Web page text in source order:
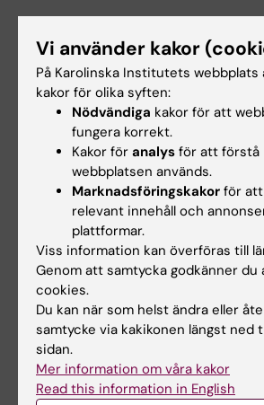
för det du lärt dig?
Jag har användning av
kursen varje dag i mitt arbete,
ansvarig för att vi inom mitt
verksamhetsområde ger god
Kursen har gett mycket
kring begreppet
är så mycket mer än bara
händelseanalyser och att
upprepning.
hur vi kan arbeta med att
vårdskador, att ska skapa en
och kultur på vår arbetsplats
patientsäkerhet, eller att förstå
teknik och organisation
Vi använder kakor
På Karolinska Institutets webbplats
kakor för olika syften:
Nödvändiga kakor för att
fungera korrekt.
Kakor för analys för att förstå
webbplatsen används.
Marknadsföringskakor för
relevant innehåll och
plattformar.
Viss information kan överföras till
Genom att samtycka godkänner du
cookies.
Du kan när som helst ändra eller
samtycke via kakikonen längst ned
sidan.
Mer information om våra kakor
Read this information in English